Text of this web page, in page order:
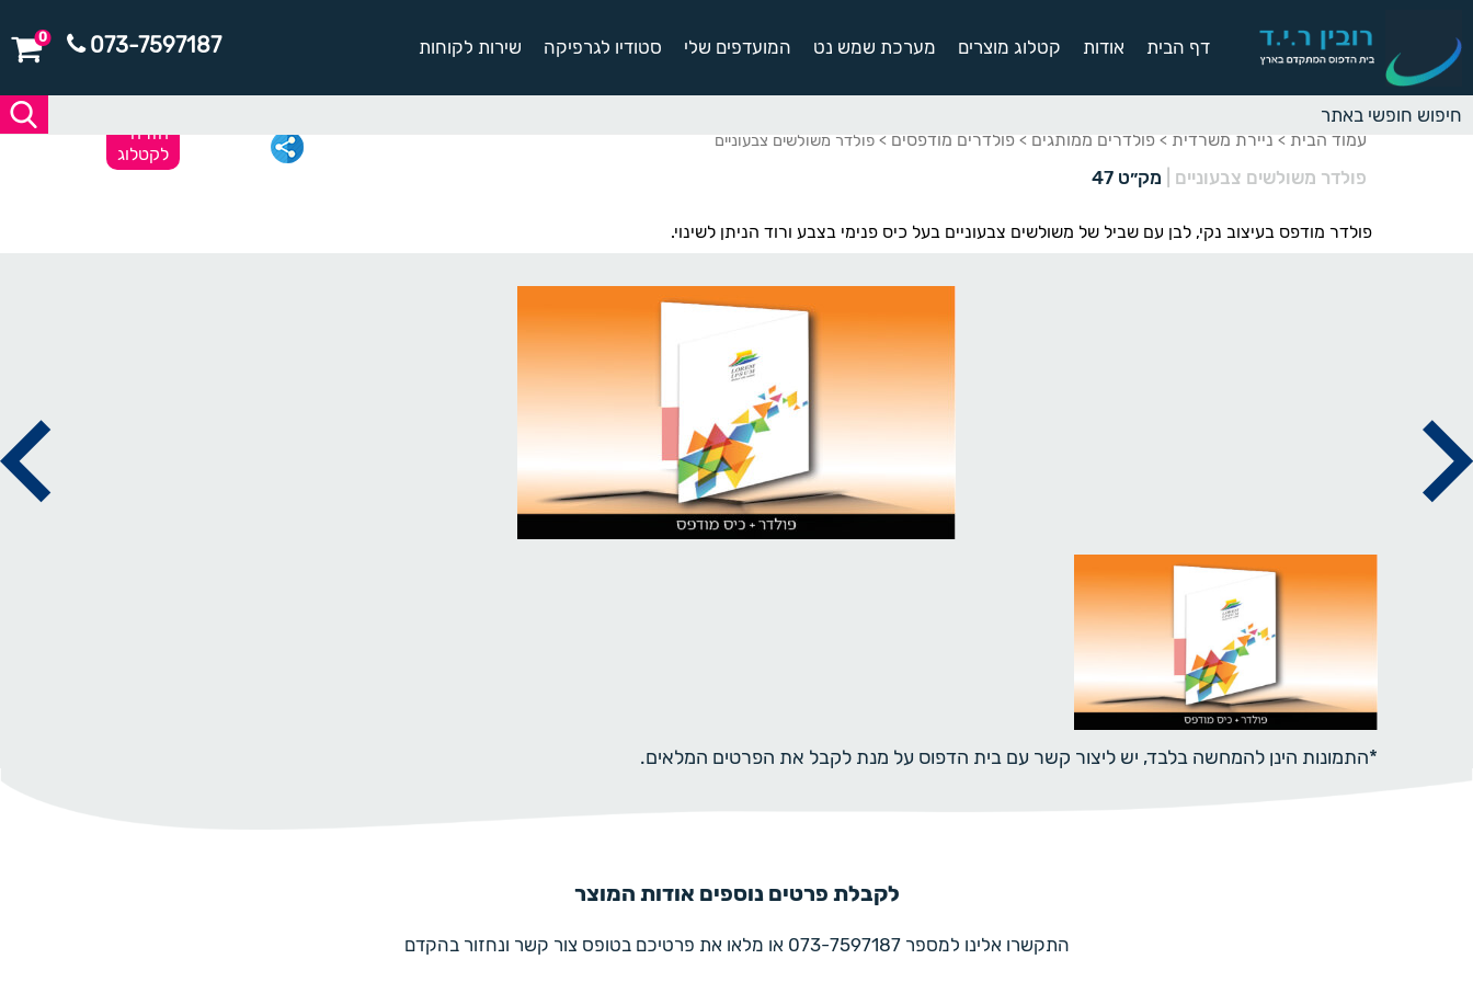
דף הבית אודות קטלוג מוצרים מערכת שמש נט המועדפים שלי סטודיו לגרפיקה שירות לקוחות 073-7597187
0
עמוד הבית > ניירת משרדית > פולדרים ממותגים > פולדרים מודפסים > פולדר משולשים צבעוניים
פולדר משולשים צבעוניים מק״ט 47
חזרה
לקטלוג
פולדר מודפס בעיצוב נקי, לבן עם שביל של משולשים צבעוניים בעל כיס פנימי בצבע ורוד הניתן לשינוי.
*התמונות הינן להמחשה בלבד, יש ליצור קשר עם בית הדפוס על מנת לקבל את הפרטים המלאים.
לקבלת פרטים נוספים אודות המוצר
התקשרו אלינו למספר 073-7597187 או מלאו את פרטיכם בטופס צור קשר ונחזור בהקדם